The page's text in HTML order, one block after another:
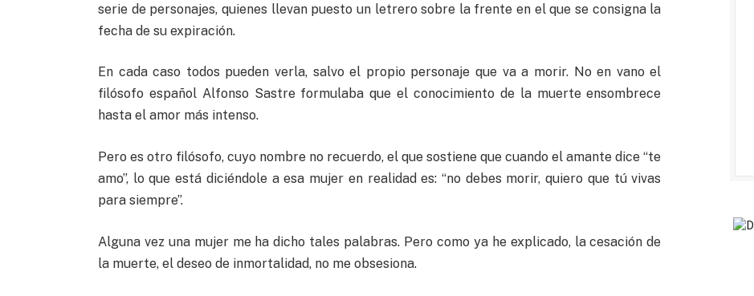
serie de personajes, quienes llevan puesto un letrero sobre la frente en el que se consigna la
fecha de su expiración.
En cada caso todos pueden verla, salvo el propio personaje que va a morir. No en vano el
filósofo español Alfonso Sastre formulaba que el conocimiento de la muerte ensombrece
hasta el amor más intenso.
Pero es otro filósofo, cuyo nombre no recuerdo, el que sostiene que cuando el amante dice “te
amo”, lo que está diciéndole a esa mujer en realidad es: “no debes morir, quiero que tú vivas
para siempre”.
Alguna vez una mujer me ha dicho tales palabras. Pero como ya he explicado, la cesación de
la muerte, el deseo de inmortalidad, no me obsesiona.